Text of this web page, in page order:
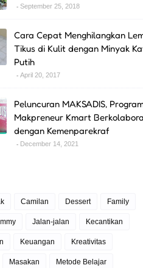
September 25, 2018
Cara Cepat Menghilangkan
Tikus di Kulit dengan Minyak
Putih
April 20, 2017
Peluncuran MAKSADIS,
Makpreneur Kmart
dengan Kemenparekraf
December 14, 2021
Camilan Dessert Family
Jalan-jalan Kecantikan
Keuangan Kreativitas
Masakan Metode Belajar